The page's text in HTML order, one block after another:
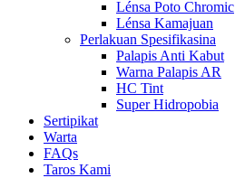
Lénsa Poto Chromic
Lénsa Kamajuan
Perlakuan Spesifikasina
Palapis Anti Kabut
Warna Palapis AR
HC Tint
Super Hidropobia
Sertipikat
Warta
FAQs
Taros Kami